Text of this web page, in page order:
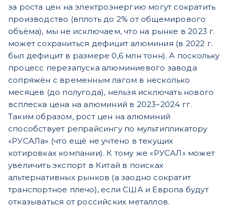
за роста цен на электроэнергию могут сократить
производство (вплоть до 2% от общемирового
объёма), мы не исключаем, что на рынке в 2023 г.
может сохраниться дефицит алюминия (в 2022 г.
был дефицит в размере 0,6 млн тонн). А поскольку
процесс перезапуска алюминиевого завода
сопряжён с временным лагом в несколько
месяцев (до полугода), нельзя исключать нового
всплеска цена на алюминий в 2023–2024 гг.
Таким образом, рост цен на алюминий
способствует репрайсингу по мультипликатору
«РУСАЛа» (что ещё не учтено в текущих
котировках компании). К тому же «РУСАЛ» может
увеличить экспорт в Китай в поисках
альтернативных рынков (а заодно сократит
транспортное плечо), если США и Европа будут
отказываться от российских металлов.